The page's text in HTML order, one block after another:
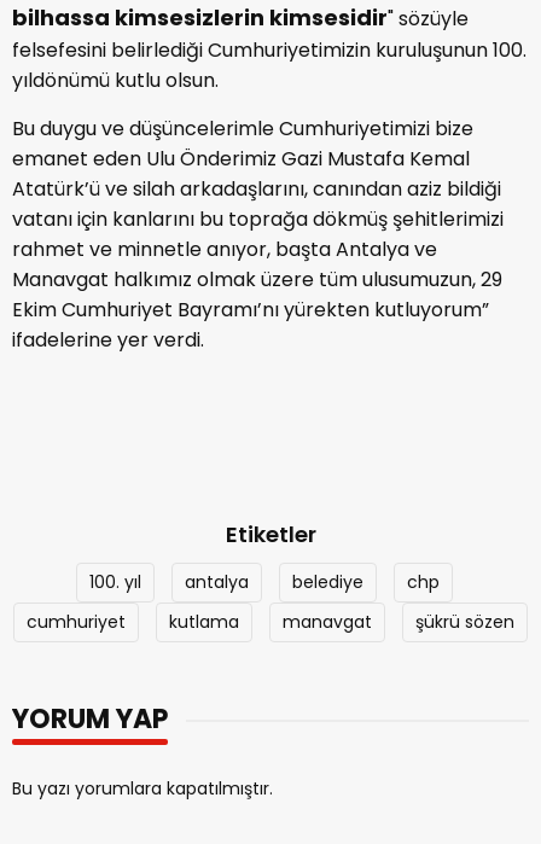
bilhassa kimsesizlerin kimsesidir" sözüyle
felsefesini belirlediği Cumhuriyetimizin kuruluşunun 100.
yıldönümü kutlu olsun.
Bu duygu ve düşüncelerimle Cumhuriyetimizi bize
emanet eden Ulu Önderimiz Gazi Mustafa Kemal
Atatürk’ü ve silah arkadaşlarını, canından aziz bildiği
vatanı için kanlarını bu toprağa dökmüş şehitlerimizi
rahmet ve minnetle anıyor, başta Antalya ve
Manavgat halkımız olmak üzere tüm ulusumuzun, 29
Ekim Cumhuriyet Bayramı’nı yürekten kutluyorum”
ifadelerine yer verdi.
Etiketler
100. yıl antalya belediye
chp
cumhuriyet
kutlama manavgat şükrü sözen
YORUM YAP
Bu yazı yorumlara kapatılmıştır.